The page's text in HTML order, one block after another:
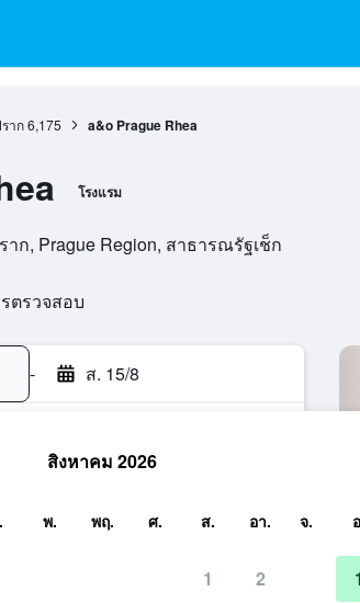
าก 6,175 a&o Prague Rhea
โรงแรม
าก, Prague Region, สาธารณรัฐเช็ก
ตรวจสอบ
- ส. 15/8
สิงหาคม 2026
พ. พฤ. ศ. ส. อา.
1 2
จ.
1